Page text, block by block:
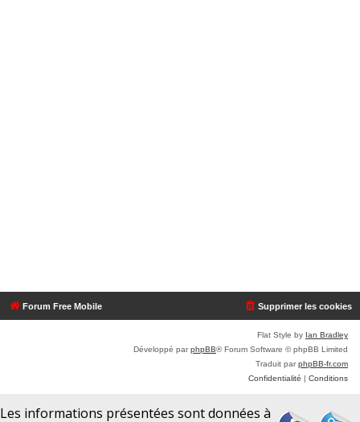
Forum Free Mobile Supprimer les cookies
Flat Style by Ian Bradley
Développé parphpBB® Forum Software © phpBB Limited
Traduit parphpBB-fr.com
Confidentialité | Conditions
Les informations présentées sont données à